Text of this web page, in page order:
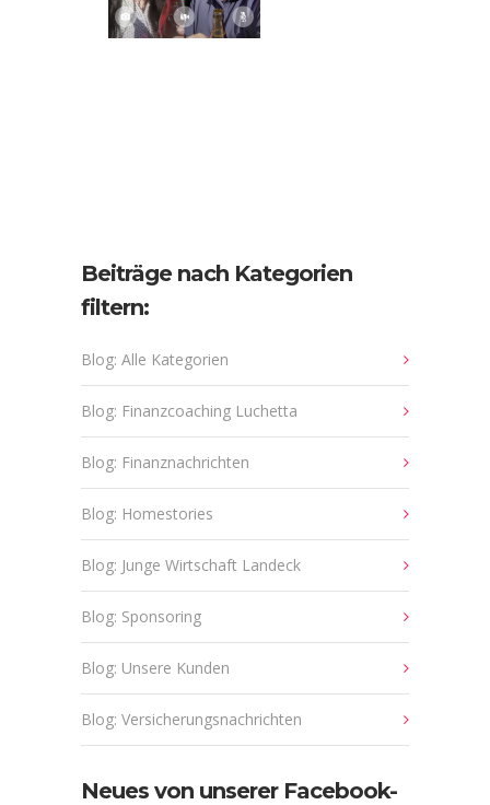
Beiträge nach Kategorien
filtern:
Blog: Alle Kategorien
Blog: Finanzcoaching Luchetta
Blog: Finanznachrichten
Blog: Homestories
Blog: Junge Wirtschaft Landeck
Blog: Sponsoring
Blog: Unsere Kunden
Blog: Versicherungsnachrichten
Neues von unserer Facebook-